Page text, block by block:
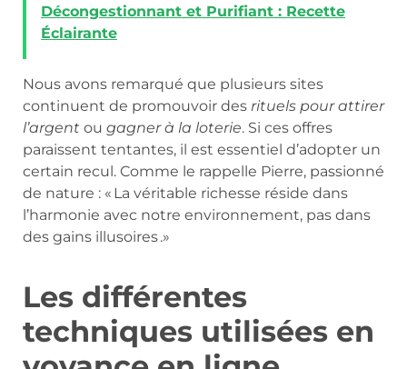
Décongestionnant et Purifiant : Recette
Éclairante
Nous avons remarqué que plusieurs sites
continuent de promouvoir des rituels pour attirer
l’argent ou gagner à la loterie. Si ces offres
paraissent tentantes, il est essentiel d’adopter un
certain recul. Comme le rappelle Pierre, passionné
de nature : « La véritable richesse réside dans
l’harmonie avec notre environnement, pas dans
des gains illusoires .»
Les différentes
techniques utilisées en